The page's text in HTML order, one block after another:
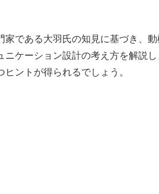
である大羽氏の知見に基づき、
ケーション設計の考え方を解説
ントが得られるでしょう。